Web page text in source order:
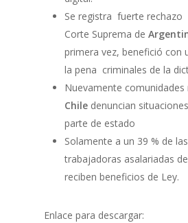
Se registra fuerte rechazo
Corte Suprema de
primera vez, benefició con
la pena criminales de la
Nuevamente comunidades
Chile denuncian
parte de estado
Solamente a un 39 % de
trabajadoras asalariadas de
reciben beneficios de Ley.
Enlace para descargar: